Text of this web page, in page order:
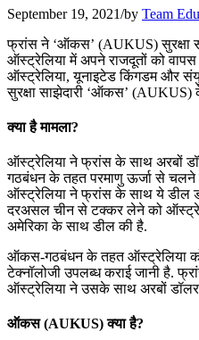
📝 डेली करेंट अफेयर्स: 19-
July 19, 2026
📝 डेली करेंट अफेयर्स: 16-
July 16, 2026
📝 डेली करेंट अफेयर्स: 13-
September 19, 2021/by Team
फ्रांस ने ‘ऑकस’ (AUKUS) सुरक्षा
ऑस्ट्रेलिया में अपने राजदूतों को वापस
ऑस्ट्रेलिया, यूनाइटेड किंगडम और
सुरक्षा साझेदारी ‘ऑकस’ (AUKUS)
क्या है मामला?
ऑस्ट्रेलिया ने फ्रांस के साथ अरबों
गठबंधन के तहत परमाणु ऊर्जा से चलने
ऑस्ट्रेलिया ने फ्रांस के साथ ये डील
दरअसल चीन से टक्कर लेने को
अमेरिका के साथ डील की है.
ऑकस-गठबंधन के तहत ऑस्‍ट्रेलिया को
टेक्‍नॉलोजी उपलब्ध कराई जानी है.
ऑस्ट्रेलिया ने उसके साथ अरबों
ऑकस (AUKUS) क्या है?